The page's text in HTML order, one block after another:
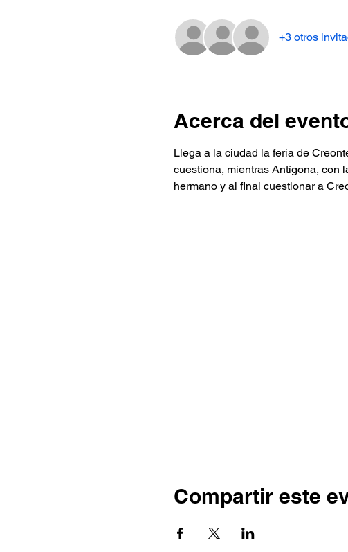
+3 otros
Acerca del
Llega a la ciudad la feria de
cuestiona, mientras Antígona, con
hermano y al final cuestionar a
Compartir este